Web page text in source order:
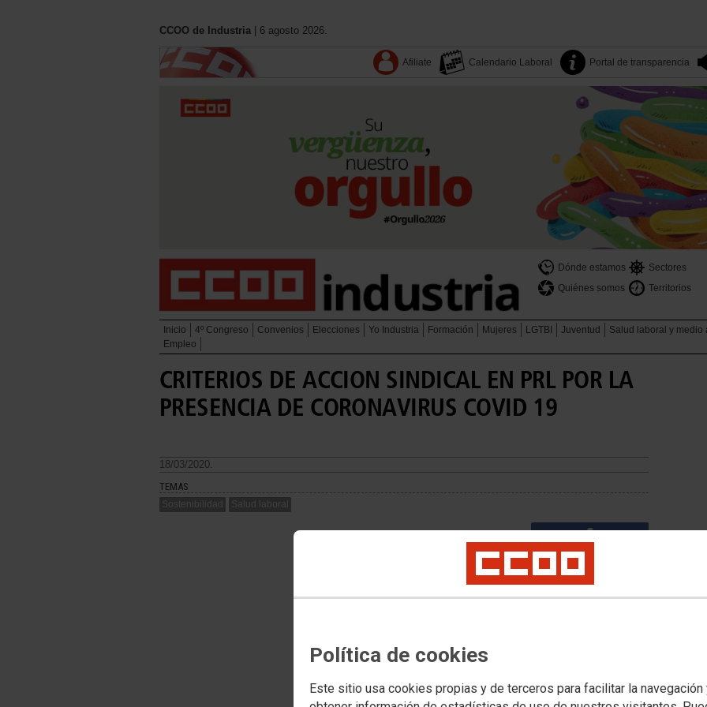
Política de cookies
Este sitio usa cookies propias y de terceros para facilitar la navegación
CCOO de Industria | 6 agosto 2026.
Afiliate Calendario Laboral Portal de transparencia
Dónde estamos Sectores
Quiénes somos
Territorios
Inicio 4º Congreso Convenios Elecciones Yo Industria Formación Mujeres LGTBI Juventud Salud laboral y medio
Empleo
CRITERIOS DE ACCION SINDICAL EN PRL POR LA
PRESENCIA DE CORONAVIRUS COVID 19
18/03/2020.
TEMAS
Sostenibilidad Salud laboral